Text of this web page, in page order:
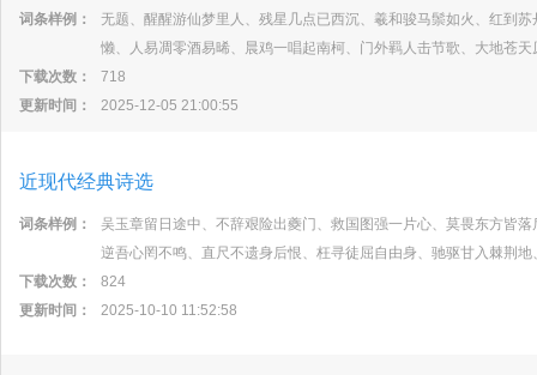
词条样例：
无题、醒醒游仙梦里人、残星几点已西沉、羲和骏马鬃如火、红到
懒、人易凋零酒易晞、晨鸡一唱起南柯、门外羁人击节歌、大地苍
下载次数：
718
更新时间：
2025-12-05 21:00:55
近现代经典诗选
词条样例：
吴玉章留日途中、不辞艰险出夔门、救国图强一片心、莫畏东方皆
逆吾心罔不鸣、直尺不遗身后恨、枉寻徒屈自由身、驰驱甘入棘荆
下载次数：
824
更新时间：
2025-10-10 11:52:58